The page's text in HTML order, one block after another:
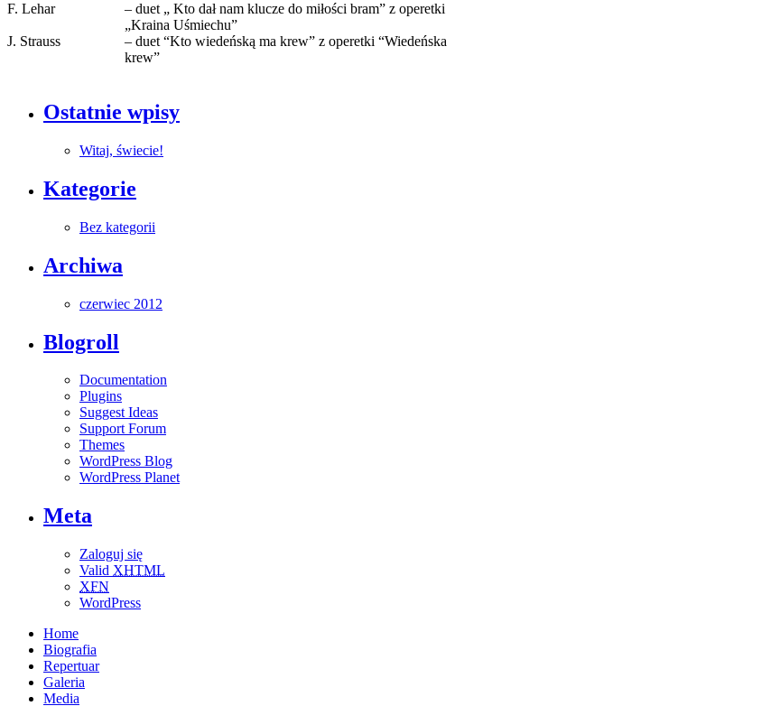
F. Lehar
– duet „ Kto dał nam klucze do miłości bram” z operetki
„Kraina Uśmiechu”
J. Strauss
– duet “Kto wiedeńską ma krew” z operetki “Wiedeńska
krew”
Ostatnie wpisy
Witaj, świecie!
Kategorie
Bez kategorii
Archiwa
czerwiec 2012
Blogroll
Documentation
Plugins
Suggest Ideas
Support Forum
Themes
WordPress Blog
WordPress Planet
Meta
Zaloguj się
Valid XHTML
XFN
WordPress
Home
Biografia
Repertuar
Galeria
Media